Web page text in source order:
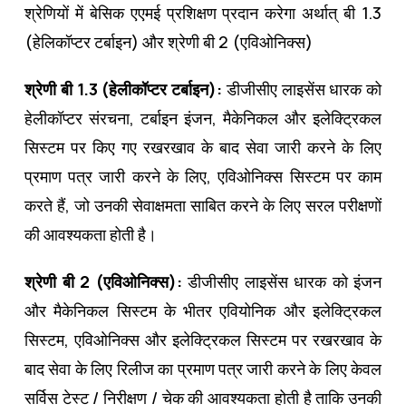
श्रेणियों में बेसिक एएमई प्रशिक्षण प्रदान करेगा अर्थात् बी 1.3
(हेलिकॉप्टर टर्बाइन) और श्रेणी बी 2 (एविओनिक्स)
श्रेणी बी 1.3 (हेलीकॉप्टर टर्बाइन): डीजीसीए लाइसेंस धारक को
हेलीकॉप्टर संरचना, टर्बाइन इंजन, मैकेनिकल और इलेक्ट्रिकल
सिस्टम पर किए गए रखरखाव के बाद सेवा जारी करने के लिए
प्रमाण पत्र जारी करने के लिए, एविओनिक्स सिस्टम पर काम
करते हैं, जो उनकी सेवाक्षमता साबित करने के लिए सरल परीक्षणों
की आवश्यकता होती है।
श्रेणी बी 2 (एविओनिक्स): डीजीसीए लाइसेंस धारक को इंजन
और मैकेनिकल सिस्टम के भीतर एवियोनिक और इलेक्ट्रिकल
सिस्टम, एविओनिक्स और इलेक्ट्रिकल सिस्टम पर रखरखाव के
बाद सेवा के लिए रिलीज का प्रमाण पत्र जारी करने के लिए केवल
सर्विस टेस्ट / निरीक्षण / चेक की आवश्यकता होती है ताकि उनकी